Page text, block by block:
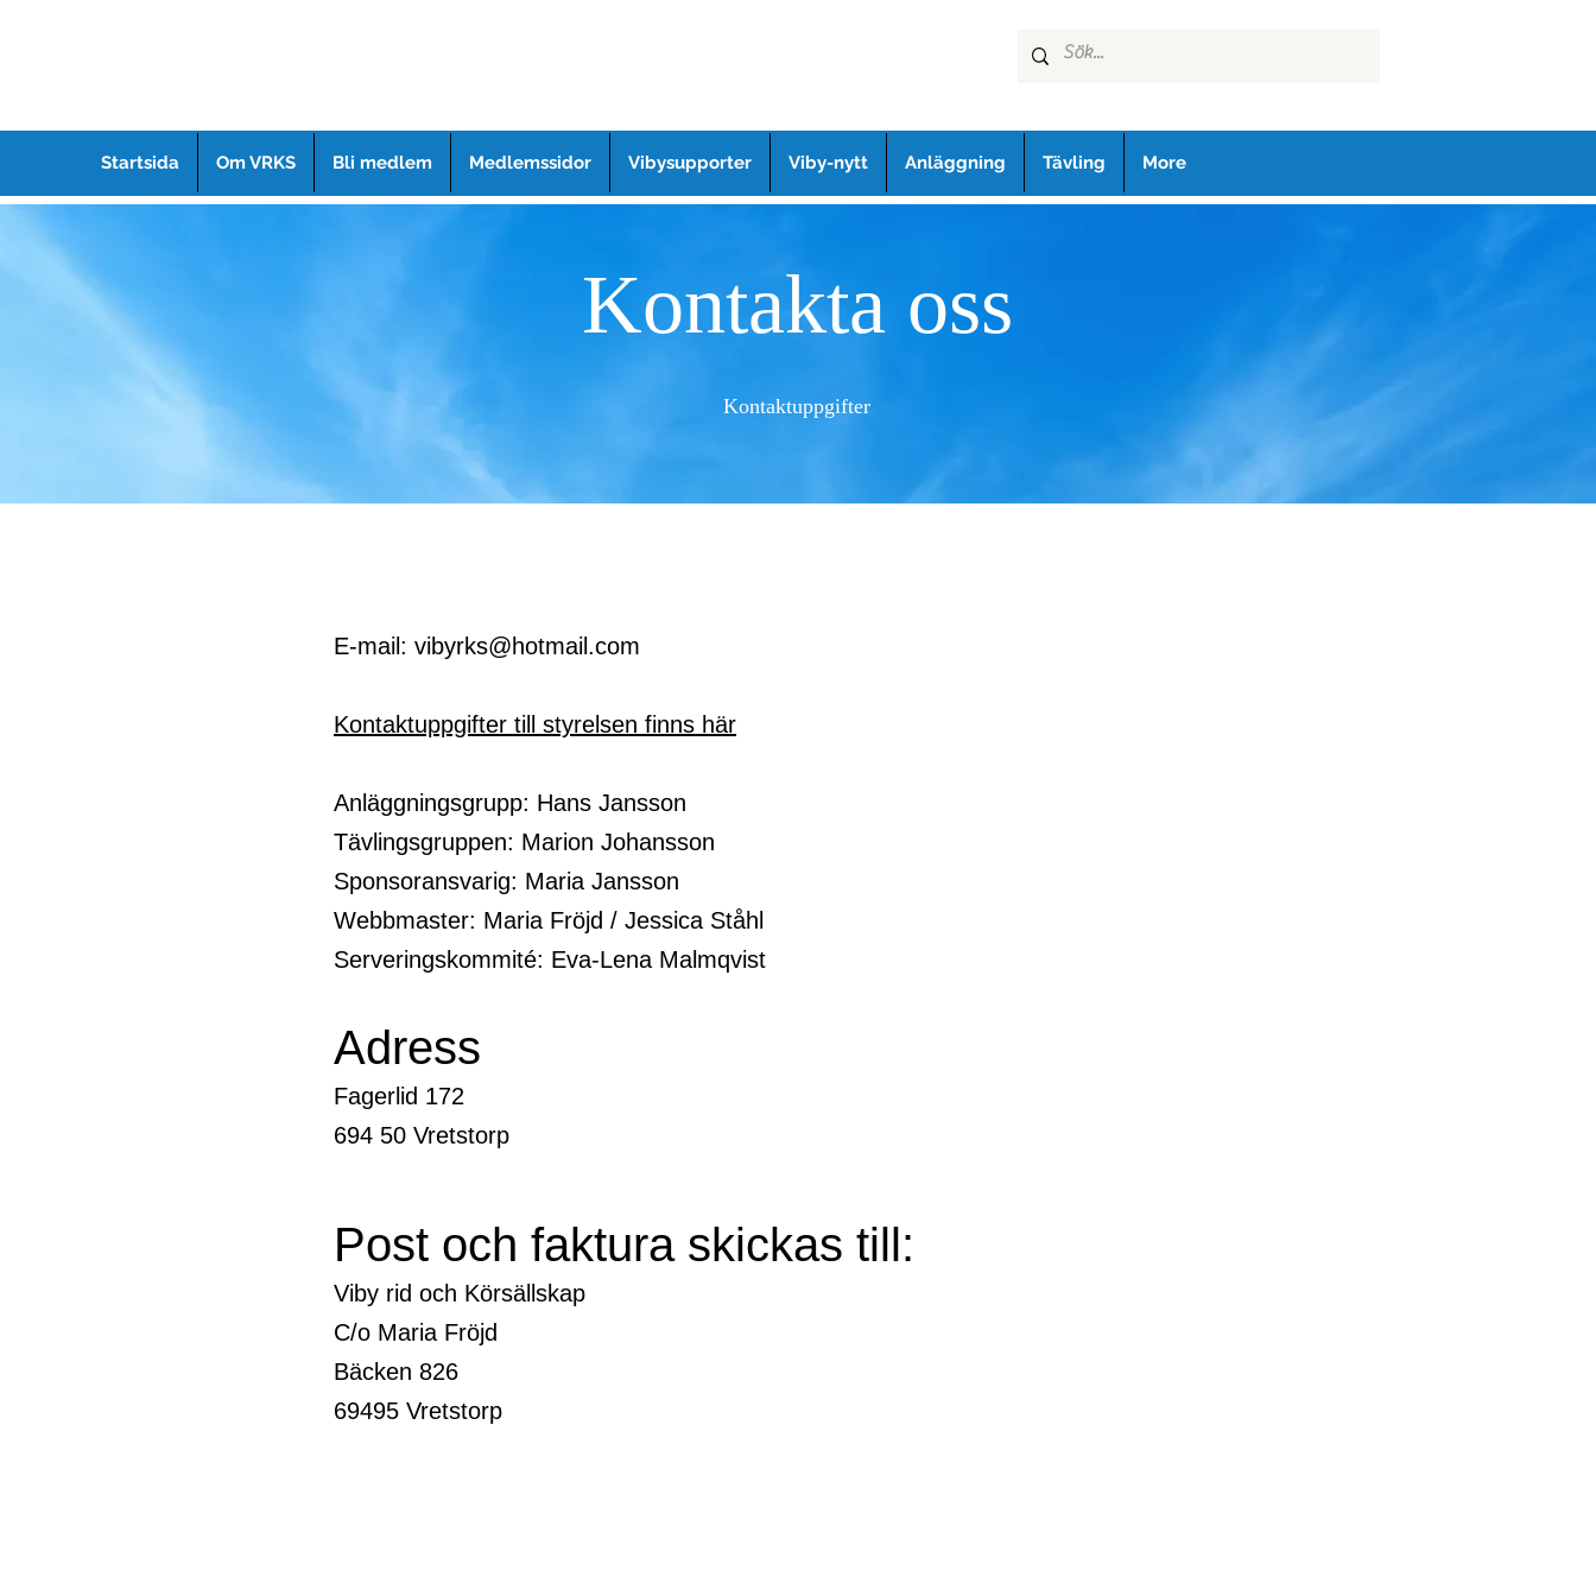
Startsida Om VRKS Bli medlem Medlemssidor Vibysupporter Viby-nytt Anläggning Tävling More
Kontakta oss
Kontaktuppgifter
E-mail: vibyrks@hotmail.com
Kontaktuppgifter till styrelsen finns här
Anläggningsgrupp: Hans Jansson
Tävlingsgruppen: Marion Johansson
Sponsoransvarig: Maria Jansson
Webbmaster: Maria Fröjd / Jessica Ståhl
Serveringskommité: Eva-Lena Malmqvist
Adress
Fagerlid 172
694 50 Vretstorp
Post och faktura skickas till:
Viby rid och Körsällskap
C/o Maria Fröjd
Bäcken 826
69495 Vretstorp